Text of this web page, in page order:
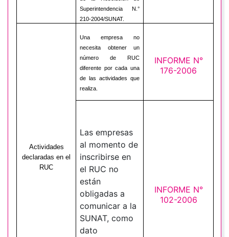
Superintendencia N.°
210-2004/SUNAT.
Actividades
declaradas en el
RUC
Una empresa no
necesita obtener un
número de RUC
diferente por cada una
de las actividades que
realiza.
INFORME N°
176-2006
Las empresas
al momento de
inscribirse en
el RUC no
están
obligadas a
comunicar a la
SUNAT, como
dato
INFORME N°
102-2006